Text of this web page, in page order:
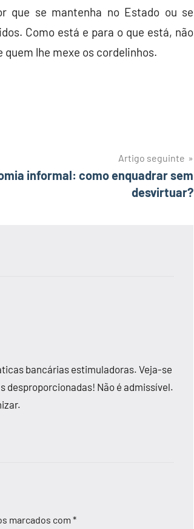
que se mantenha no Estado ou se
Como está e para o que está, não
lhe mexe os cordelinhos.
Artigo seguinte
informal: como enquadrar sem
desvirtuar?
bancárias estimuladoras. Veja-se
desproporcionadas! Não é admissível.
marcados com *